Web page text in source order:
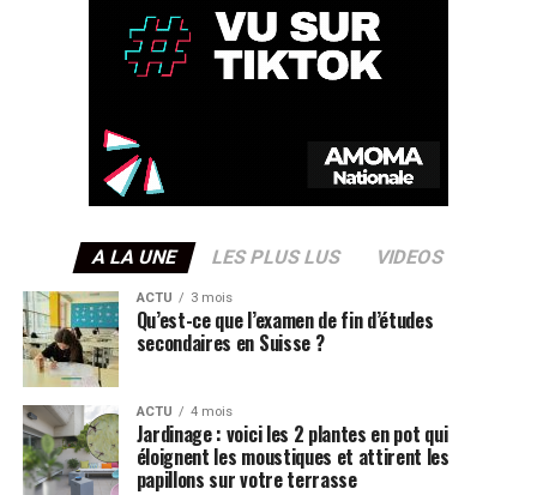
A LA UNE LES PLUS LUS VIDEOS
ACTU 3 mois
Qu’est-ce que l’examen de fin d’études
secondaires en Suisse ?
ACTU 4 mois
Jardinage : voici les 2 plantes en pot qui
éloignent les moustiques et attirent les
papillons sur votre terrasse